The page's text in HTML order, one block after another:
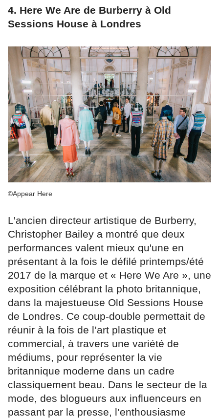
4. Here We Are de Burberry à Old
Sessions House à Londres
©Appear Here
L'ancien directeur artistique de Burberry,
Christopher Bailey a montré que deux
performances valent mieux qu'une en
présentant à la fois le défilé printemps/été
2017 de la marque et « Here We Are », une
exposition célébrant la photo britannique,
dans la majestueuse Old Sessions House
de Londres. Ce coup-double permettait de
réunir à la fois de l’art plastique et
commercial, à travers une variété de
médiums, pour représenter la vie
britannique moderne dans un cadre
classiquement beau. Dans le secteur de la
mode, des blogueurs aux influenceurs en
passant par la presse, l’enthousiasme